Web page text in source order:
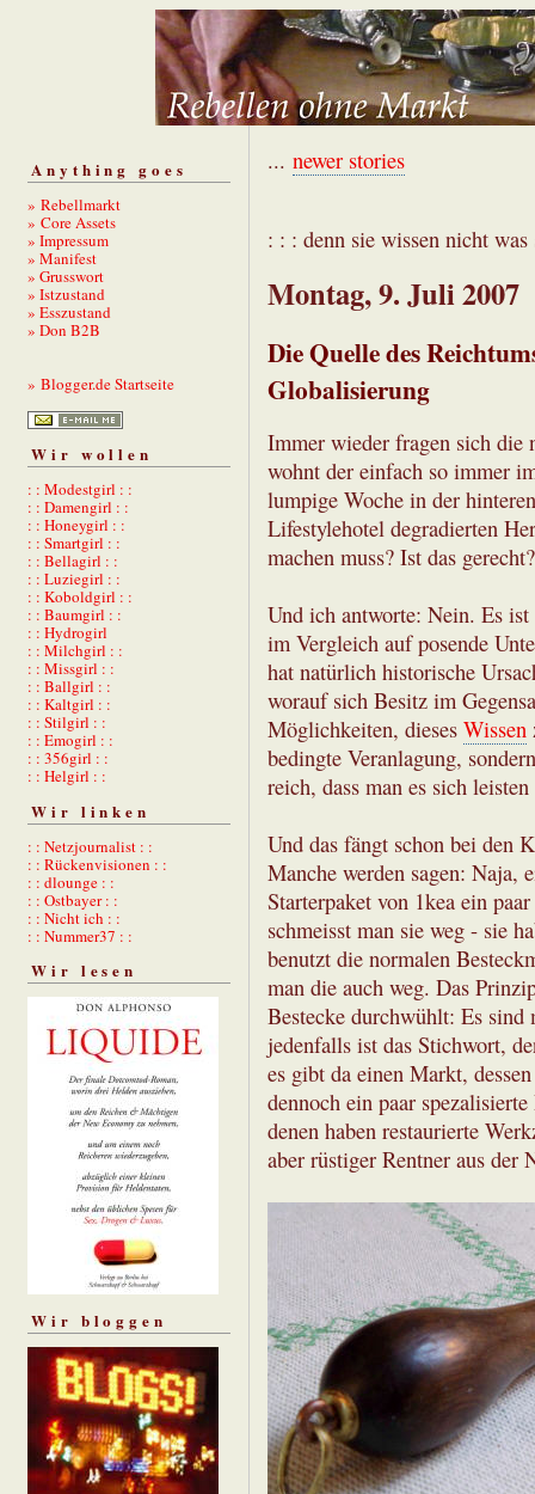
Anything goes
» Rebellmarkt
» Core Assets
» Impressum
» Manifest
» Grusswort
» Istzustand
» Esszustand
» Don B2B
» Blogger.de Startseite
Wir wollen
: : Modestgirl : :
: : Damengirl : :
: : Honeygirl : :
: : Smartgirl : :
: : Bellagirl : :
: : Luziegirl : :
: : Koboldgirl : :
: : Baumgirl : :
: : Hydrogirl
: : Milchgirl : :
: : Missgirl : :
: : Ballgirl : :
: : Kaltgirl : :
: : Stilgirl : :
: : Emogirl : :
: : 356girl : :
: : Helgirl : :
Wir linken
: : Netzjournalist : :
: : Rückenvisionen : :
: : dlounge : :
: : Ostbayer : :
: : Nicht ich : :
: : Nummer37 : :
Wir lesen
Wir bloggen
... newer stories
: : : denn sie wissen nicht
Montag, 9. Juli 2007
Die Quelle des
Globalisierung
Immer wieder fragen sich die
wohnt der einfach so immer
lumpige Woche in der
Lifestylehotel degradierten
machen muss? Ist das gerecht?
Und ich antworte: Nein. Es
im Vergleich auf posende
hat natürlich historische
worauf sich Besitz im
Möglichkeiten, dieses Wissen
bedingte Veranlagung,
reich, dass man es sich
Und das fängt schon bei den
Manche werden sagen: Naja,
Starterpaket von 1kea ein
schmeisst man sie weg - sie
benutzt die normalen
man die auch weg. Das
Bestecke durchwühlt: Es sind
jedenfalls ist das Stichwort,
es gibt da einen Markt,
dennoch ein paar
denen haben restaurierte
aber rüstiger Rentner aus der